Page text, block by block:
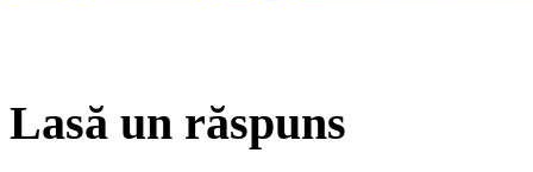
Lasă un răspuns